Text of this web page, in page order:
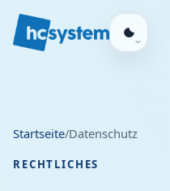
Startseite/Datenschutz
RECHTLICHES